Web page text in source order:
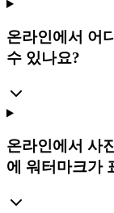
온라인에서 어
수 있나요?
온라인에서 사
에 워터마크가